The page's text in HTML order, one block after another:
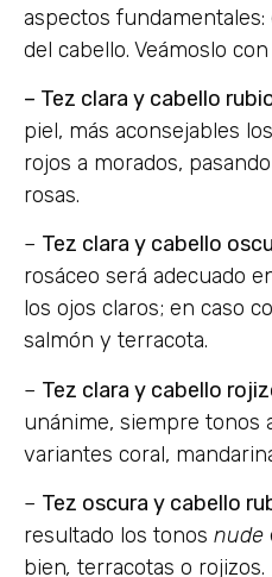
aspectos
del cabello. Veámoslo
– Tez clara y cabello
piel, más aconsejables
rojos a morados,
rosas.
– Tez clara y cabello
rosáceo será adecuado
los ojos claros; en caso
salmón y terracota.
– Tez clara y cabello
unánime, siempre tonos
variantes coral,
– Tez oscura y cabello
resultado los tonos nude
bien, terracotas o rojizos.